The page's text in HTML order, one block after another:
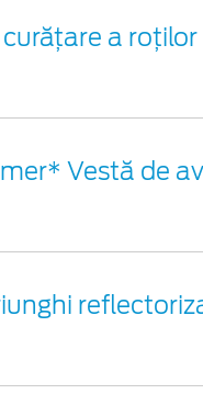
curățare a roților
Vestă de